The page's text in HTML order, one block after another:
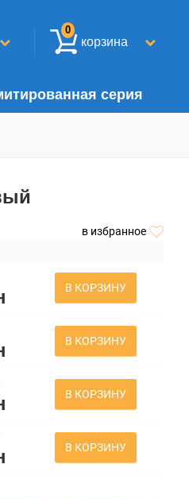
корзина
0
серия
в избранное
В КОРЗИНУ
В КОРЗИНУ
В КОРЗИНУ
В КОРЗИНУ